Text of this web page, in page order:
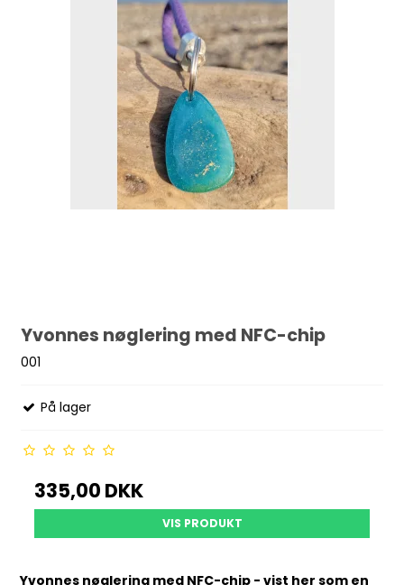
Yvonnes nøglering med NFC-chip
001
På lager
335,00 DKK
VIS PRODUKT
Yvonnes nøglering med NFC-chip - vist her som en